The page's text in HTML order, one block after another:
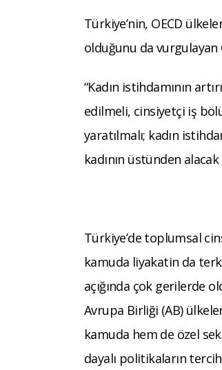
Türkiye’nin, OECD
olduğunu da vurgulayan
“Kadın istihdamının
edilmeli, cinsiyetçi iş
yaratılmalı; kadın
kadının üstünden
Türkiye’de toplumsal
kamuda liyakatin da
açığında çok gerilerde
Avrupa Birliği (AB)
kamuda hem de özel
dayalı politikaların